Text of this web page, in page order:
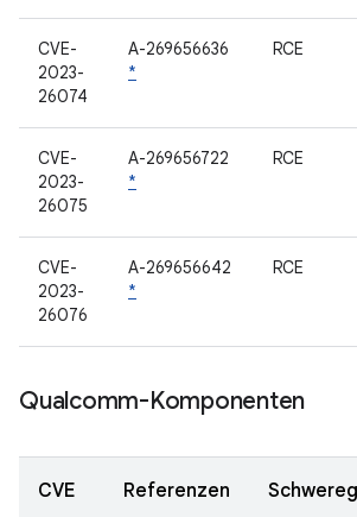
CVE-
2023-
26074
A-269656636
*
RCE
CVE-
2023-
26075
A-269656722
*
RCE
CVE-
2023-
26076
A-269656642
*
RCE
Qualcomm-Komponenten
CVE Referenzen